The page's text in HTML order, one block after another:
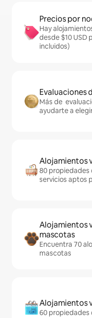
Precios por
Hay
desde $10 USD
incluidos)
Evaluaciones
Más de
ayudarte a
Alojamientos
80 propiedades
servicios aptos
Alojamientos
mascotas
Encuentra 70
mascotas
Alojamientos
60 propiedades